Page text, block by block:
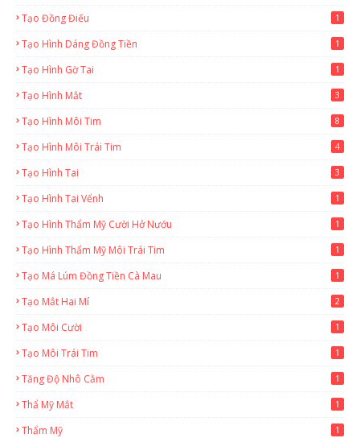
Tạo Đồng Điếu 1
Tạo Hình Dáng Đồng Tiền 1
Tạo Hình Gờ Tai 1
Tạo Hình Mắt 3
Tạo Hình Môi Tim 8
Tạo Hình Môi Trái Tim 4
Tạo Hình Tai 3
Tạo Hình Tai Vểnh 1
Tạo Hình Thẩm Mỹ Cười Hở Nướu 1
Tạo Hình Thẩm Mỹ Môi Trái Tim 1
Tạo Má Lúm Đồng Tiền Cà Mau 1
Tạo Mắt Hai Mí 2
Tạo Môi Cười 1
Tạo Môi Trái Tim 1
Tăng Độ Nhô Cằm 1
Thẩ Mỹ Mắt 1
Thẩm Mỹ 1